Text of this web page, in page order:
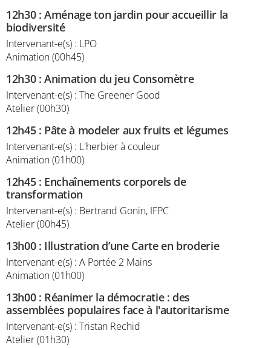
12h30:Aménage ton jardin pour accueillir la
biodiversité
Intervenant-e(s) : LPO
Animation (00h45)
12h30:Animation du jeu Consomètre
Intervenant-e(s) : The Greener Good
Atelier (00h30)
12h45: Pâte à modeler aux fruits et légumes
Intervenant-e(s) : L'herbier à couleur
Animation (01h00)
12h45: Enchaînements corporels de
transformation
Intervenant-e(s) : Bertrand Gonin, IFPC
Atelier (00h45)
13h00: Illustration d’une Carte en broderie
Intervenant-e(s) : A Portée 2 Mains
Animation (01h00)
13h00: Réanimer la démocratie : des
assemblées populaires face à l'autoritarisme
Intervenant-e(s) : Tristan Rechid
Atelier (01h30)